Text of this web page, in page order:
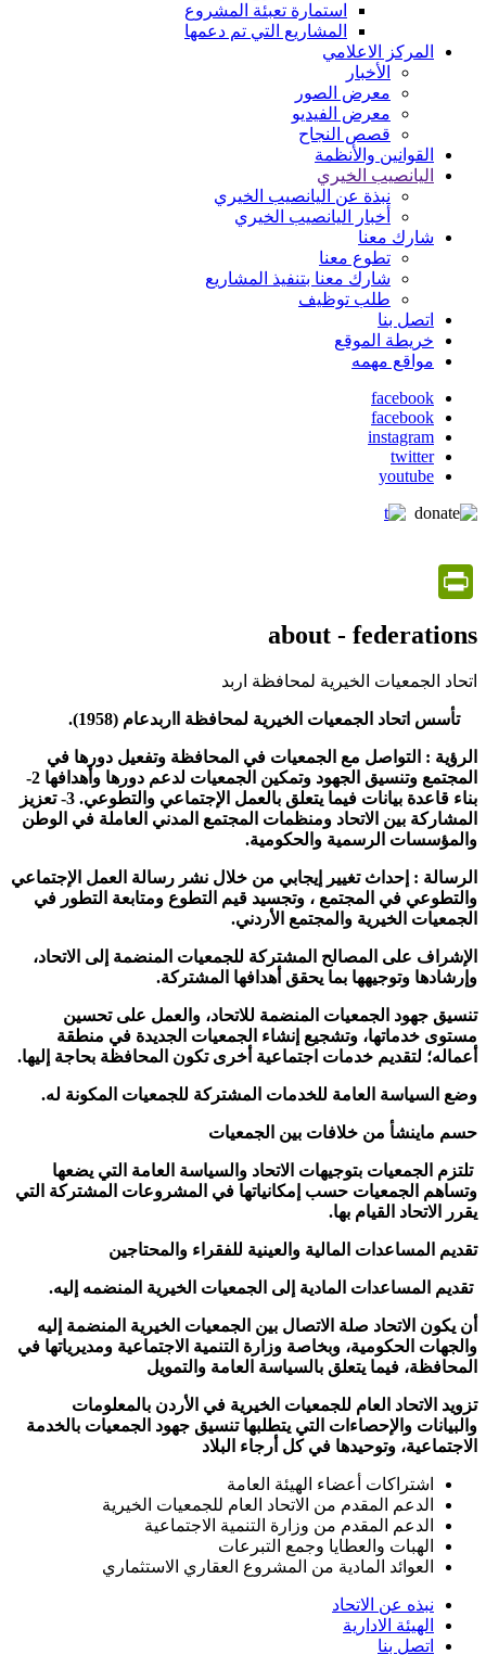
استمارة تعبئة المشروع
المشاريع التي تم دعمها
المركز الاعلامي
الأخبار
معرض الصور
معرض الفيديو
قصص النجاح
القوانين والأنظمة
اليانصيب الخيري
نبذة عن اليانصيب الخيري
أخبار اليانصيب الخيري
شارك معنا
تطوع معنا
شارك معنا بتنفيذ المشاريع
طلب توظيف
اتصل بنا
خريطة الموقع
مواقع مهمه
social
media
facebook
facebook
instagram
twitter
youtube
about - federations
اتحاد الجمعيات الخيرية لمحافظة اربد
تأسس اتحاد الجمعيات الخيرية لمحافظة ااربدعام (1958).
الرؤية : التواصل مع الجمعيات في المحافظة وتفعيل دورها في
المجتمع وتنسيق الجهود وتمكين الجمعيات لدعم دورها وأهدافها 2-
بناء قاعدة بيانات فيما يتعلق بالعمل الإجتماعي والتطوعي. 3- تعزيز
المشاركة بين الاتحاد ومنظمات المجتمع المدني العاملة في الوطن
والمؤسسات الرسمية والحكومية.
الرسالة : إحداث تغيير إيجابي من خلال نشر رسالة العمل الإجتماعي
والتطوعي في المجتمع ، وتجسيد قيم التطوع ومتابعة التطور في
الجمعيات الخيرية والمجتمع الأردني.
الإشراف على المصالح المشتركة للجمعيات المنضمة إلى الاتحاد،
وإرشادها وتوجيهها بما يحقق أهدافها المشتركة.
تنسيق جهود الجمعيات المنضمة للاتحاد، والعمل على تحسين
مستوى خدماتها، وتشجيع إنشاء الجمعيات الجديدة في منطقة
أعماله؛ لتقديم خدمات اجتماعية أخرى تكون المحافظة بحاجة إليها.
وضع السياسة العامة للخدمات المشتركة للجمعيات المكونة له.
حسم ماينشأ من خلافات بين الجمعيات
تلتزم الجمعيات بتوجيهات الاتحاد والسياسة العامة التي يضعها
وتساهم الجمعيات حسب إمكانياتها في المشروعات المشتركة التي
يقرر الاتحاد القيام بها.
تقديم المساعدات المالية والعينية للفقراء والمحتاجين
تقديم المساعدات المادية إلى الجمعيات الخيرية المنضمه إليه.
أن يكون الاتحاد صلة الاتصال بين الجمعيات الخيرية المنضمة إليه
والجهات الحكومية، وبخاصة وزارة التنمية الاجتماعية ومديرياتها في
المحافظة، فيما يتعلق بالسياسة العامة والتمويل
تزويد الاتحاد العام للجمعيات الخيرية في الأردن بالمعلومات
والبيانات والإحصاءات التي يتطلبها تنسيق جهود الجمعيات بالخدمة
الاجتماعية، وتوحيدها في كل أرجاء البلاد
اشتراكات أعضاء الهيئة العامة
الدعم المقدم من الاتحاد العام للجمعيات الخيرية
الدعم المقدم من وزارة التنمية الاجتماعية
الهبات والعطايا وجمع التبرعات
العوائد المادية من المشروع العقاري الاستثماري
نبذه عن الاتحاد
الهيئة الادارية
اتصل بنا